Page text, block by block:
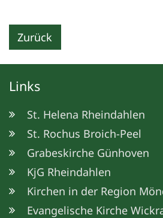
Zurück
Links
St. Helena Rheindahlen
St. Rochus Broich-Peel
Grabeskirche Günhoven
KjG Rheindahlen
Kirchen in der Region
Evangelische Kirche